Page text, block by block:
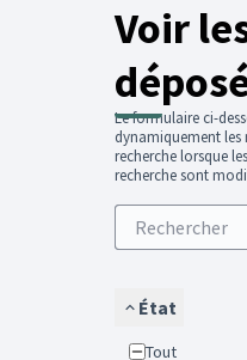
Voir
Le formulaire ci-
dynamiquement les
recherche lorsque
recherche sont
État
Tout